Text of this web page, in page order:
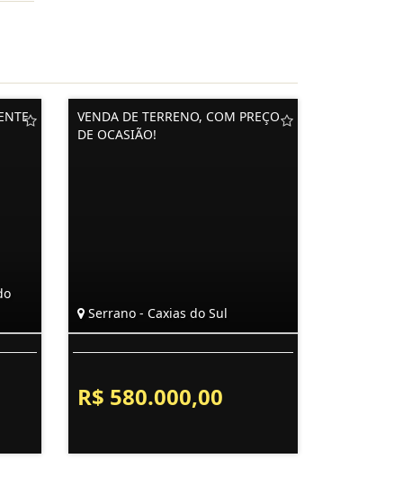
VENDA DE TERRENO, COM PREÇO
DE OCASIÃO!
Serrano - Caxias do Sul
R$ 580.000,00